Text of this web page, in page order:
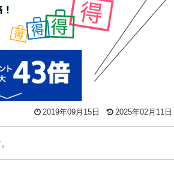
2019年09月15日 2025年02月11日